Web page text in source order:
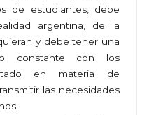
de estudiantes, debe
argentina, de la
y debe tener una
constante con los
en materia de
las necesidades